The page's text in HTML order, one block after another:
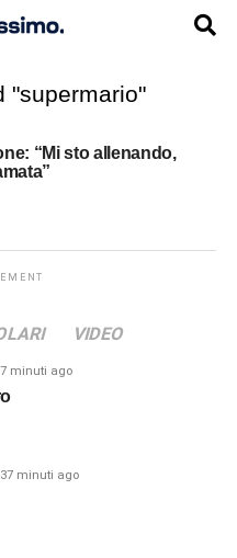
"supermario"
“Mi sto allenando,
VIDEO
7 minuti ago
37 minuti ago